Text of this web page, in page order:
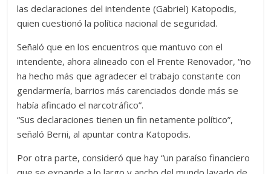
las declaraciones del intendente (Gabriel) Katopodis,
quien cuestionó la política nacional de seguridad.
Señaló que en los encuentros que mantuvo con el
intendente, ahora alineado con el Frente Renovador, “no
ha hecho más que agradecer el trabajo constante con
gendarmería, barrios más carenciados donde más se
había afincado el narcotráfico”.
“Sus declaraciones tienen un fin netamente político”,
señaló Berni, al apuntar contra Katopodis.
Por otra parte, consideró que hay “un paraíso financiero